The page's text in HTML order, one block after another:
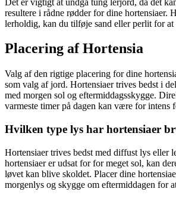
resultere i rådne rødder for dine hortensiaer.
lerholdig, kan du tilføje sand eller perlit for
Placering af Hortensia
Valg af den rigtige placering for dine
som valg af jord. Hortensiaer trives bedst i
med morgen sol og eftermiddagsskygge.
varmeste timer på dagen kan være for intens
Hvilken type lys har hortensiaer
Hortensiaer trives bedst med diffust lys eller
hortensiaer er udsat for for meget sol, kan
løvet kan blive skoldet. Placer dine
morgenlys og skygge om eftermiddagen for